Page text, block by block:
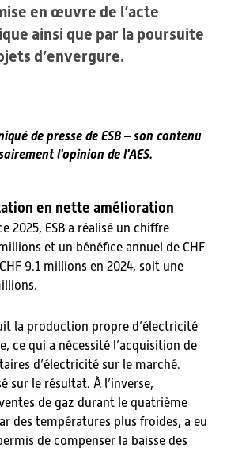
en œuvre de l’acte
ainsi que par la poursuite
d’envergure.
de presse de ESB – son contenu
l'opinion de l'AES.
en nette amélioration
2025, ESB a réalisé un chiffre
millions et un bénéfice annuel de CHF
9.1 millions en 2024, soit une
la production propre d’électricité
ce qui a nécessité l’acquisition de
d’électricité sur le marché.
sur le résultat. À l’inverse,
de gaz durant le quatrième
des températures plus froides, a eu
de compenser la baisse des